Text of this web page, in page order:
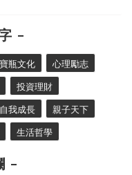
寶瓶文化 心理勵志
投資理財
自我成長 親子天下
生活哲學